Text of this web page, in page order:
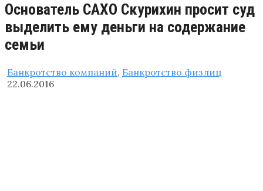
Основатель САХО Скурихин просит суд
выделить ему деньги на содержание
семьи
Банкротство компаний, Банкротство физлиц
22.06.2016